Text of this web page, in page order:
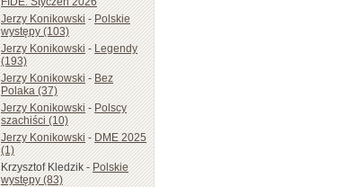
Jerzy Konikowski-Polskie
występy (103)
Jerzy Konikowski-Legendy
(193)
Jerzy Konikowski-Bez
Polaka (37)
Jerzy Konikowski-Polscy
szachiści (10)
Jerzy Konikowski-DME 2025
(1)
Krzysztof Kledzik-Polskie
występy (83)